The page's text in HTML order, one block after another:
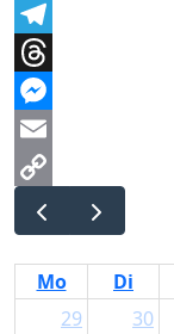
Facebook
Telegram
Threads
Messenger
Email
Copy
Link
Mo Di
29
30